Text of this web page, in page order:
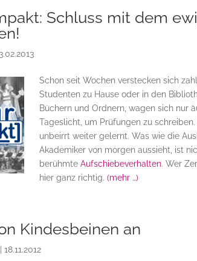
Schluss mit dem
Schon seit Wochen verstecken sich
Studenten zu Hause oder in den
Büchern und Ordnern, wagen sich nur
Tageslicht, um Prüfungen zu
unbeirrt weiter gelernt. Was wie die
Akademiker von morgen aussieht, ist
berühmteAufschiebeverhalten. Wer
hier ganz richtig.(mehr …)
Kindesbeinen an
|18.11.2012